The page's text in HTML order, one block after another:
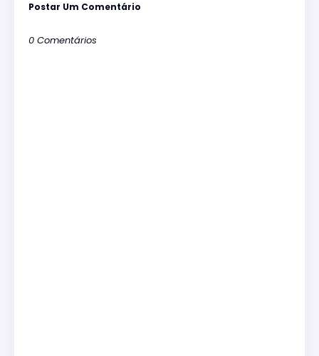
Postar Um Comentário
0 Comentários